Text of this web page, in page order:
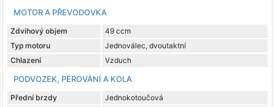
MOTOR A PŘEVODOVKA
Zdvihový objem
49 ccm
Typ motoru
Jednoválec, dvoutaktní
Chlazení
Vzduch
PODVOZEK, PÉROVÁNÍ A KOLA
Přední brzdy
Jednokotoučová